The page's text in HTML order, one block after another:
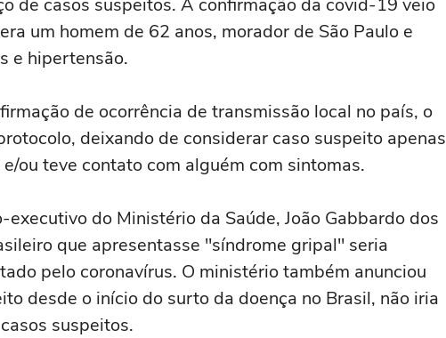
de casos suspeitos. A confirmação da covid-19 veio
um homem de 62 anos, morador de São Paulo e
e hipertensão.
de ocorrência de transmissão local no país, o
deixando de considerar caso suspeito apenas
ou teve contato com alguém com sintomas.
do Ministério da Saúde, João Gabbardo dos
que apresentasse "síndrome gripal" seria
pelo coronavírus. O ministério também anunciou
desde o início do surto da doença no Brasil, não iria
suspeitos.